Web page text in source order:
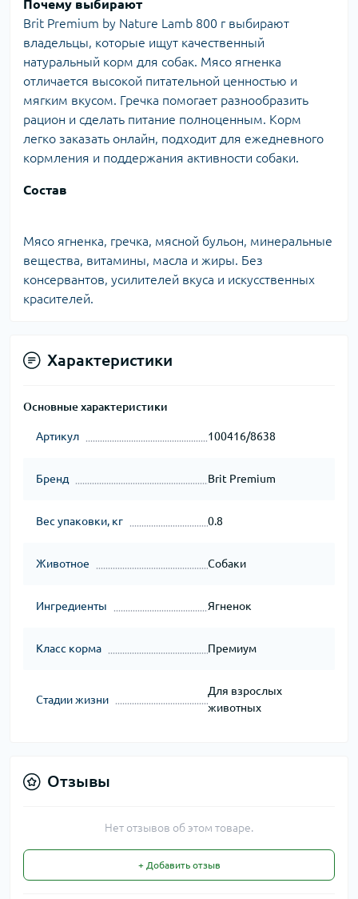
Почему выбирают
Brit Premium by Nature Lamb 800 г выбирают
владельцы, которые ищут качественный
натуральный корм для собак. Мясо ягненка
отличается высокой питательной ценностью и
мягким вкусом. Гречка помогает разнообразить
рацион и сделать питание полноценным. Корм
легко заказать онлайн, подходит для ежедневного
кормления и поддержания активности собаки.
Состав
Мясо ягненка, гречка, мясной бульон, минеральные
вещества, витамины, масла и жиры. Без
консервантов, усилителей вкуса и искусственных
красителей.
Характеристики
Основные характеристики
Артикул 100416/8638
Бренд Brit Premium
Вес упаковки, кг 0.8
Животное Собаки
Ингредиенты Ягненок
Класс корма Премиум
Стадии жизни
Для взрослых
животных
Отзывы
Нет отзывов об этом товаре.
+ Добавить отзыв